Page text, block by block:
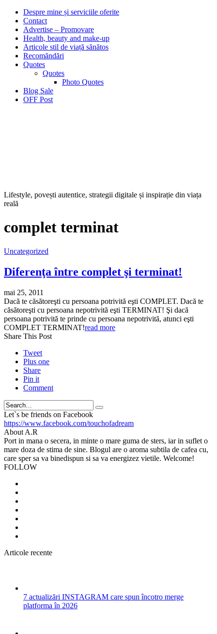
Despre mine și serviciile oferite
Contact
Advertise – Promovare
Health, beauty and make-up
Articole stil de viață sănătos
Recomăndări
Quotes
Quotes
Photo Quotes
Blog Sale
OFF Post
Lifestyle, povești autentice, strategii digitale și inspirație din viața
reală
complet terminat
Uncategorized
Diferenţa între complet şi terminat!
mai 25, 2011
Dacă te căsătoreşti cu persoana potrivită eşti COMPLET. Dacă te
căsătoreşti cu persoana nepotrivită eşti TERMINAT! Şi dacă
persoana potrivită te prinde cu persoana nepotrivită, atunci eşti
COMPLET TERMINAT!read more
Share This Post
Tweet
Plus one
Share
Pin it
Comment
Search
Let`s be friends on Facebook
https://www.facebook.com/touchofadream
About A.R
Port in mana o secera, in minte o mare guma de sters, iar in suflet o
mare doza de stima de sine. Blogul are o aroma subtila de cafea cu,
care sper sa va binedispun si sa va energizez vietile. Welcome!
FOLLOW
Articole recente
7 actualizări INSTAGRAM care spun încotro merge
platforma în 2026